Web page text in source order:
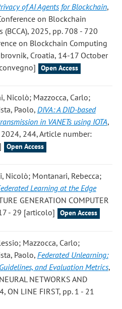
of AI Agents for Blockchain,
on Blockchain
2025, pp. 708 - 720
on Blockchain Computing
Croatia, 14-17 October
Open Access
Nicolò; Mazzocca, Carlo;
Paolo, DIVA: A DID-based
in VANETs using IOTA,
2024, 244, Article number:
Open Access
Nicolò; Montanari, Rebecca;
Learning at the Edge
GENERATION COMPUTER
- 29 [articolo]
Open Access
Mazzocca, Carlo;
Paolo, Federated Unlearning:
and Evaluation Metrics,
NETWORKS AND
ON LINE FIRST, pp. 1 - 21